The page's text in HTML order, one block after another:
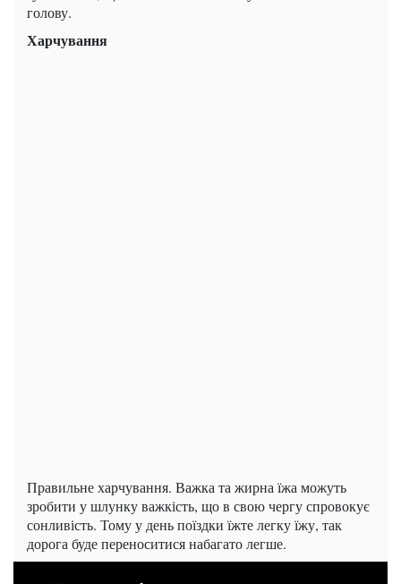
голову.
Харчування
Правильне харчування. Важка та жирна їжа можуть
зробити у шлунку важкість, що в свою чергу спровокує
сонливість. Тому у день поїздки їжте легку їжу, так
дорога буде переноситися набагато легше.